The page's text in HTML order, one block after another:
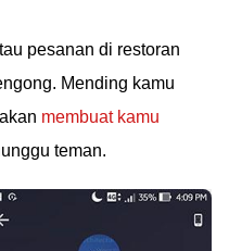
pesanan di restoran
Mending kamu
membuat kamu
teman.